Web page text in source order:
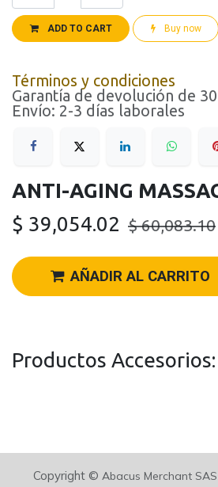
ADD TO CART Buy now
Términos y condiciones
Garantía de devolución de
Envío: 2-3 días laborales
ANTI-AGING
$ 39,054.02 $60,083.10
AÑADIR AL CARRITO
Productos Accesorios:
Copyright ©Abacus Merchant SAS